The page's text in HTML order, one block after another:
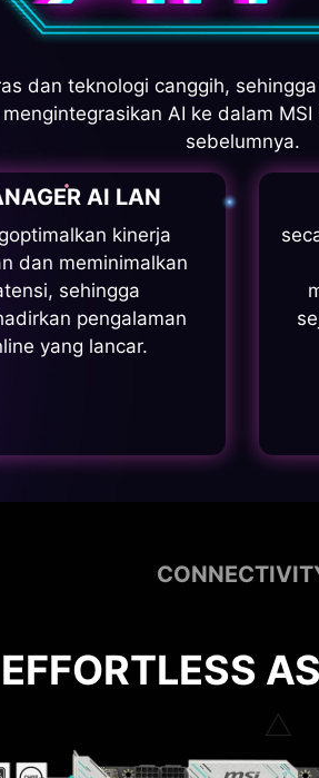
dan teknologi canggih,
AI ke dalam
sebelumnya.
AI LAN
kinerja
dan meminimalkan
sehingga
pengalaman
yang lancar.
OPTIMAL
EFFORTLESS